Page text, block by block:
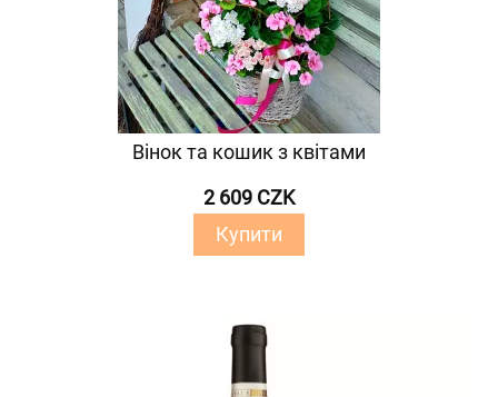
Вінок та кошик з квітами
2 609 CZK
Купити